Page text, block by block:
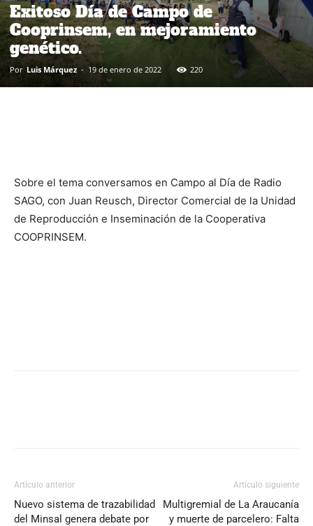
Exitoso Día de Campo de
Cooprinsem, en mejoramiento
genético.
Por Luis Márquez - 19 de enero de 2022 220
Sobre el tema conversamos en Campo al Día de Radio
SAGO, con Juan Reusch, Director Comercial de la Unidad
de Reproducción e Inseminación de la Cooperativa
COOPRINSEM.
Artículo anterior
Nuevo sistema de trazabilidad
del Minsal genera debate por
Artículo siguiente
Multigremial de La Araucanía
y muerte de parcelero: Falta